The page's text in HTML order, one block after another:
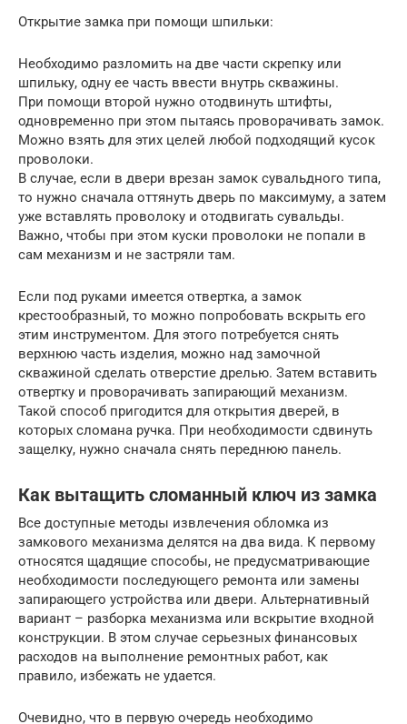
Открытие замка при помощи шпильки:
Необходимо разломить на две части скрепку или
шпильку, одну ее часть ввести внутрь скважины.
При помощи второй нужно отодвинуть штифты,
одновременно при этом пытаясь проворачивать замок.
Можно взять для этих целей любой подходящий кусок
проволоки.
В случае, если в двери врезан замок сувальдного типа,
то нужно сначала оттянуть дверь по максимуму, а затем
уже вставлять проволоку и отодвигать сувальды.
Важно, чтобы при этом куски проволоки не попали в
сам механизм и не застряли там.
Если под руками имеется отвертка, а замок
крестообразный, то можно попробовать вскрыть его
этим инструментом. Для этого потребуется снять
верхнюю часть изделия, можно над замочной
скважиной сделать отверстие дрелью. Затем вставить
отвертку и проворачивать запирающий механизм.
Такой способ пригодится для открытия дверей, в
которых сломана ручка. При необходимости сдвинуть
защелку, нужно сначала снять переднюю панель.
Как вытащить сломанный ключ из замка
Все доступные методы извлечения обломка из
замкового механизма делятся на два вида. К первому
относятся щадящие способы, не предусматривающие
необходимости последующего ремонта или замены
запирающего устройства или двери. Альтернативный
вариант – разборка механизма или вскрытие входной
конструкции. В этом случае серьезных финансовых
расходов на выполнение ремонтных работ, как
правило, избежать не удается.
Очевидно, что в первую очередь необходимо